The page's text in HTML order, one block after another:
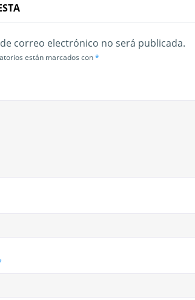
correo electrónico no será publicada.
están marcados con*